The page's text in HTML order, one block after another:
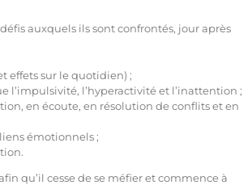
auxquels ils sont confrontés, jour après
effets sur le quotidien) ;
l’impulsivité, l’hyperactivité et l’inattention ;
en écoute, en résolution de conflits et en
émotionnels ;
qu’il cesse de se méfier et commence à